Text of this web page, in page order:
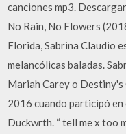
canciones mp3.
No Rain, No Flowers
Florida, Sabrina Claudio
melancólicas baladas.
Mariah Carey o Destiny's
2016 cuando participó en
Duckwrth. “ tell me x too